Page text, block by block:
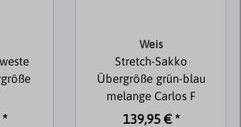
Weis
Stretch-Sakko
Übergröße grün-blau
melange Carlos F
139,95 € *